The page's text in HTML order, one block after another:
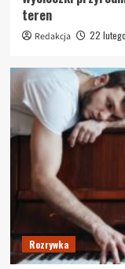
teren
Redakcja 22
Rozrywka